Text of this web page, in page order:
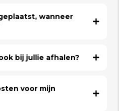
wanneer
bij jullie afhalen?
voor mijn